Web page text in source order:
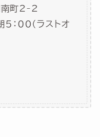
南町2-2
：00（ラストオ